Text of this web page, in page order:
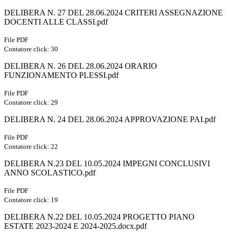
DELIBERA N. 27 DEL 28.06.2024 CRITERI ASSEGNAZIONE
DOCENTI ALLE CLASSI.pdf
File PDF
Contatore click: 30
DELIBERA N. 26 DEL 28.06.2024 ORARIO
FUNZIONAMENTO PLESSI.pdf
File PDF
Contatore click: 29
DELIBERA N. 24 DEL 28.06.2024 APPROVAZIONE PAI.pdf
File PDF
Contatore click: 22
DELIBERA N.23 DEL 10.05.2024 IMPEGNI CONCLUSIVI
ANNO SCOLASTICO.pdf
File PDF
Contatore click: 19
DELIBERA N.22 DEL 10.05.2024 PROGETTO PIANO
ESTATE 2023-2024 E 2024-2025.docx.pdf